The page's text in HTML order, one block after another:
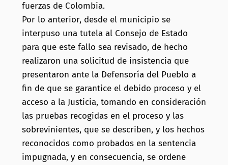
fuerzas de Colombia.
Por lo anterior, desde el municipio se
interpuso una tutela al Consejo de Estado
para que este fallo sea revisado, de hecho
realizaron una solicitud de insistencia que
presentaron ante la Defensoría del Pueblo a
fin de que se garantice el debido proceso y el
acceso a la Justicia, tomando en consideración
las pruebas recogidas en el proceso y las
sobrevinientes, que se describen, y los hechos
reconocidos como probados en la sentencia
impugnada, y en consecuencia, se ordene